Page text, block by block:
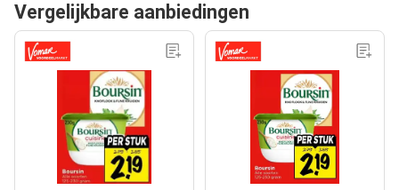
Vergelijkbare aanbiedingen